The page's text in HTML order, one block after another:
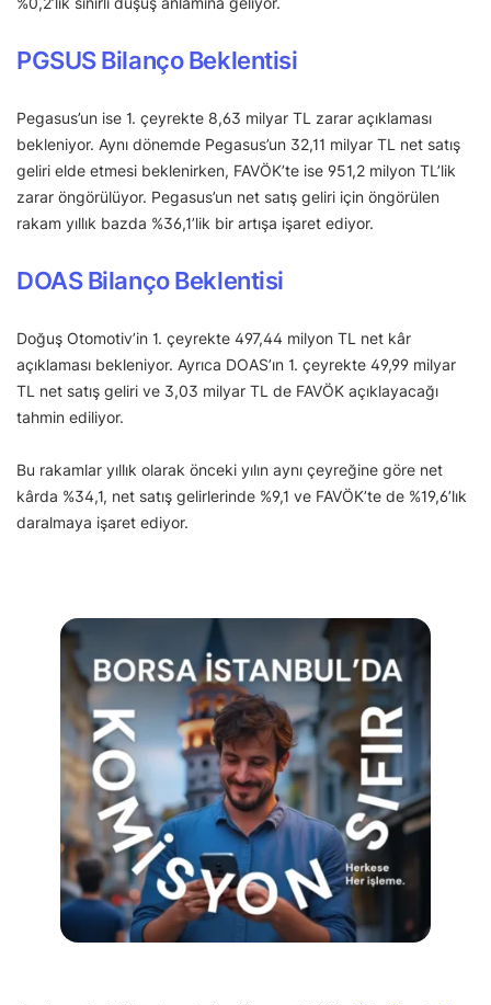
PGSUS Bilanço Beklentisi
Pegasus’un ise 1. çeyrekte 8,63 milyar TL zarar açıklaması
bekleniyor. Aynı dönemde Pegasus’un 32,11 milyar TL net satış
geliri elde etmesi beklenirken, FAVÖK’te ise 951,2 milyon TL’lik
zarar öngörülüyor. Pegasus’un net satış geliri için öngörülen
rakam yıllık bazda %36,1’lik bir artışa işaret ediyor.
DOAS Bilanço Beklentisi
Doğuş Otomotiv’in 1. çeyrekte 497,44 milyon TL net kâr
açıklaması bekleniyor. Ayrıca DOAS’ın 1. çeyrekte 49,99 milyar
TL net satış geliri ve 3,03 milyar TL de FAVÖK açıklayacağı
tahmin ediliyor.
Bu rakamlar yıllık olarak önceki yılın aynı çeyreğine göre net
kârda %34,1, net satış gelirlerinde %9,1 ve FAVÖK’te de %19,6’lık
daralmaya işaret ediyor.